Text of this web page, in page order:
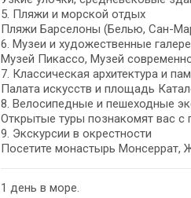
5. Пляжи и морской отдых
Пляжи Барселоны (Белью, Сан-
6. Музеи и художественные
Музей Пикассо, Музей
7. Классическая архитектура и
Палата искусств и площадь
8. Велосипедные и пешеходные
Открытые туры познакомят вас
9. Экскурсии в окрестности
Посетите монастырь Монсеррат,
1 день в море.